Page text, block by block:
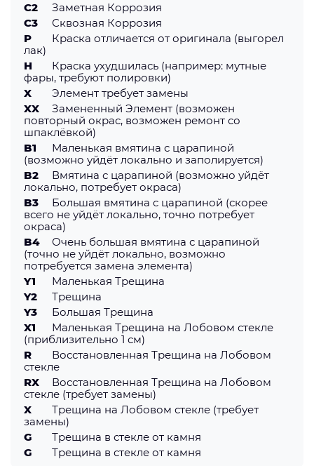
C2
Заметная Коррозия
С3
Сквозная Коррозия
P
Краска отличается от оригинала (выгорел
лак)
H
Краска ухудшилась (например: мутные
фары, требуют полировки)
X
Элемент требует замены
XX
Замененный Элемент (возможен
повторный окрас, возможен ремонт со
шпаклёвкой)
B1
Маленькая вмятина с царапиной
(возможно уйдёт локально и заполируется)
B2
Вмятина с царапиной (возможно уйдёт
локально, потребует окраса)
B3
Большая вмятина с царапиной (скорее
всего не уйдёт локально, точно потребует
окраса)
B4
Очень большая вмятина с царапиной
(точно не уйдёт локально, возможно
потребуется замена элемента)
Y1
Маленькая Трещина
Y2
Трещина
Y3
Большая Трещина
X1
Маленькая Трещина на Лобовом стекле
(приблизительно 1 см)
R
Восстановленная Трещина на Лобовом
стекле
RX
Восстановленная Трещина на Лобовом
стекле (требует замены)
X
Трещина на Лобовом стекле (требует
замены)
G
Трещина в стекле от камня
G
Трещина в стекле от камня